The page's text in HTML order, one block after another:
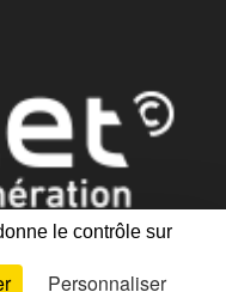
le contrôle sur
Personnaliser
partiellement conforme